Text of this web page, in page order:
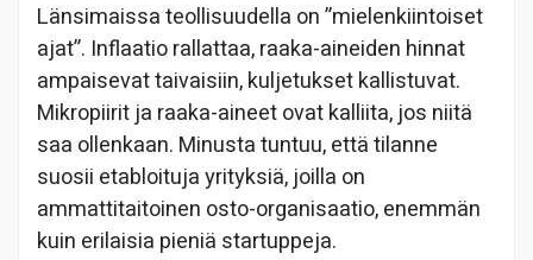
Länsimaissa teollisuudella on ”mielenkiintoiset
ajat”. Inflaatio rallattaa, raaka-aineiden hinnat
ampaisevat taivaisiin, kuljetukset kallistuvat.
Mikropiirit ja raaka-aineet ovat kalliita, jos niitä
saa ollenkaan. Minusta tuntuu, että tilanne
suosii etabloituja yrityksiä, joilla on
ammattitaitoinen osto-organisaatio, enemmän
kuin erilaisia pieniä startuppeja.